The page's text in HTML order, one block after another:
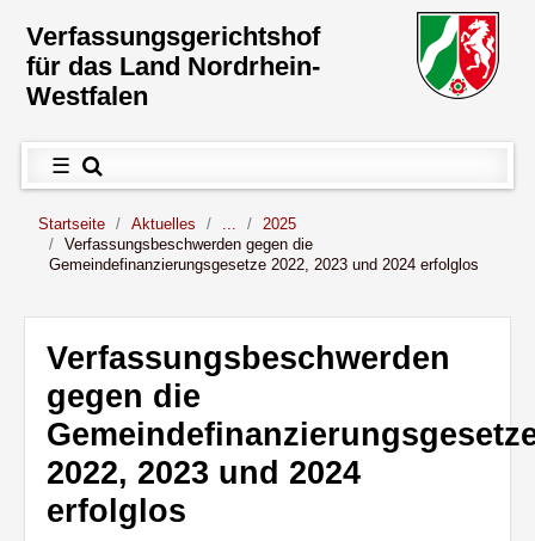
Verfassungs­gerichtshof
für das Land Nordrhein-
Westfalen
Hauptnavigation
☰ Menü
Sie sind hier:
Startseite Aktuelles
2025
Verfassungsbeschwerden gegen die
Gemeindefinanzierungsgesetze 2022, 2023 und 2024 erfolglos
Inhalt
Verfassungsbeschwerden
gegen die
2022, 2023 und 2024
erfolglos